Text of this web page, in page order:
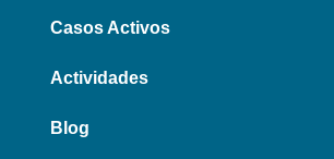
Casos Activos
Actividades
Blog